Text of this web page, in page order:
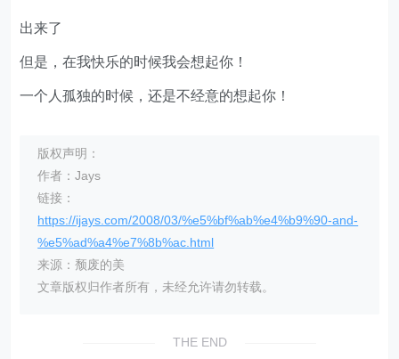
出来了
但是，在我快乐的时候我会想起你！
一个人孤独的时候，还是不经意的想起你！
版权声明：
作者：Jays
链接：
https://ijays.com/2008/03/%e5%bf%ab%e4%b9%90-and-
%e5%ad%a4%e7%8b%ac.html
来源：颓废的美
文章版权归作者所有，未经允许请勿转载。
THE END